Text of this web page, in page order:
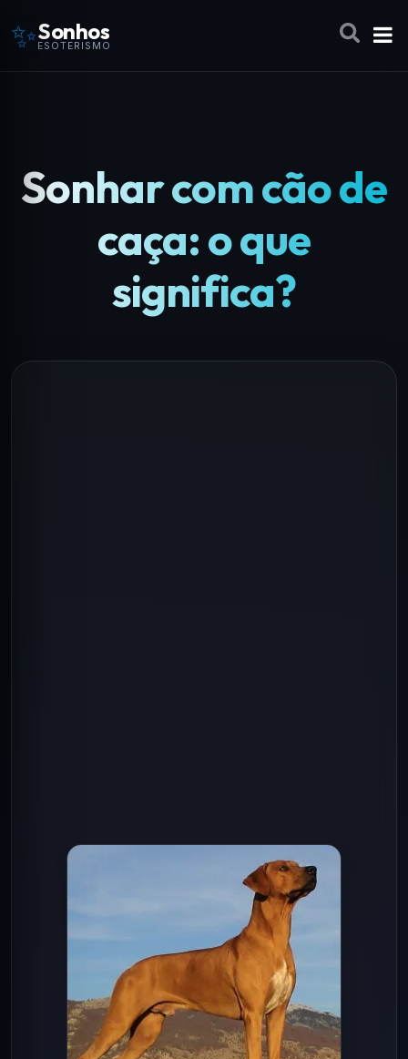
✨Sonhos
ESOTERISMO
Sonhar com cão de
caça: o que
significa?